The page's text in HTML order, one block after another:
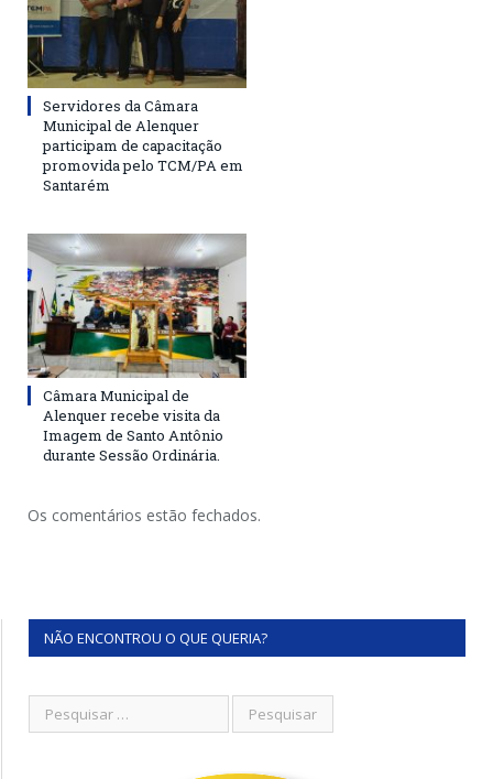
Servidores da Câmara
Municipal de Alenquer
participam de capacitação
promovida pelo TCM/PA em
Santarém
Câmara Municipal de
Alenquer recebe visita da
Imagem de Santo Antônio
durante Sessão Ordinária.
Os comentários estão fechados.
NÃO ENCONTROU O QUE QUERIA?